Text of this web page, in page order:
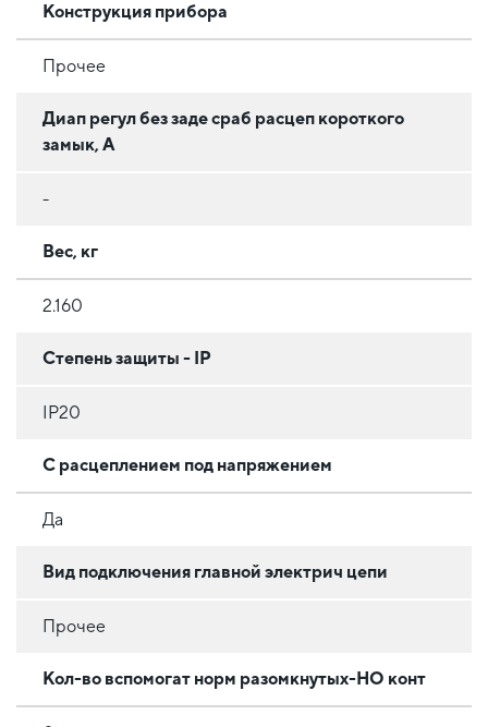
Конструкция прибора
Прочее
Диап регул без заде сраб расцеп короткого
замык, А
-
Вес, кг
2.160
Степень защиты - IP
IP20
С расцеплением под напряжением
Да
Вид подключения главной электрич цепи
Прочее
Кол-во вспомогат норм разомкнутых-НО конт